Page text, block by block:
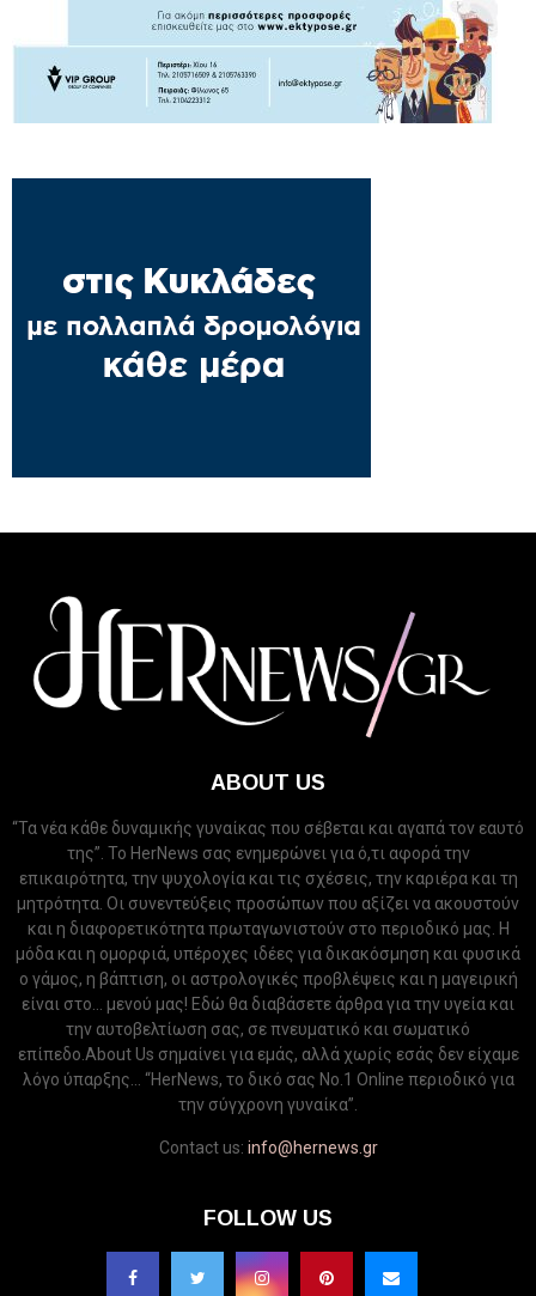
ABOUT US
“Τα νέα κάθε δυναμικής γυναίκας που σέβεται και αγαπά τον εαυτό
της”. Το HerNews σας ενημερώνει για ό,τι αφορά την
επικαιρότητα, την ψυχολογία και τις σχέσεις, την καριέρα και τη
μητρότητα. Οι συνεντεύξεις προσώπων που αξίζει να ακουστούν
και η διαφορετικότητα πρωταγωνιστούν στο περιοδικό μας. Η
μόδα και η ομορφιά, υπέροχες ιδέες για δικακόσμηση και φυσικά
ο γάμος, η βάπτιση, οι αστρολογικές προβλέψεις και η μαγειρική
είναι στο... μενού μας! Εδώ θα διαβάσετε άρθρα για την υγεία και
την αυτοβελτίωση σας, σε πνευματικό και σωματικό
επίπεδο.About Us σημαίνει για εμάς, αλλά χωρίς εσάς δεν είχαμε
λόγο ύπαρξης... “HerNews, το δικό σας Νo.1 Online περιοδικό για
την σύγχρονη γυναίκα”.
Contact us: info@hernews.gr
FOLLOW US